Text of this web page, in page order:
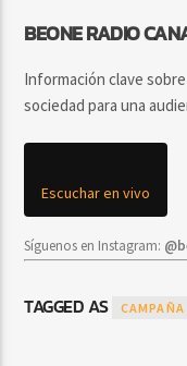
BEONE RADIO
Información clave
sociedad para una
Escuchar en vivo
Síguenos en Instagram:
TAGGED AS CAMPAÑA